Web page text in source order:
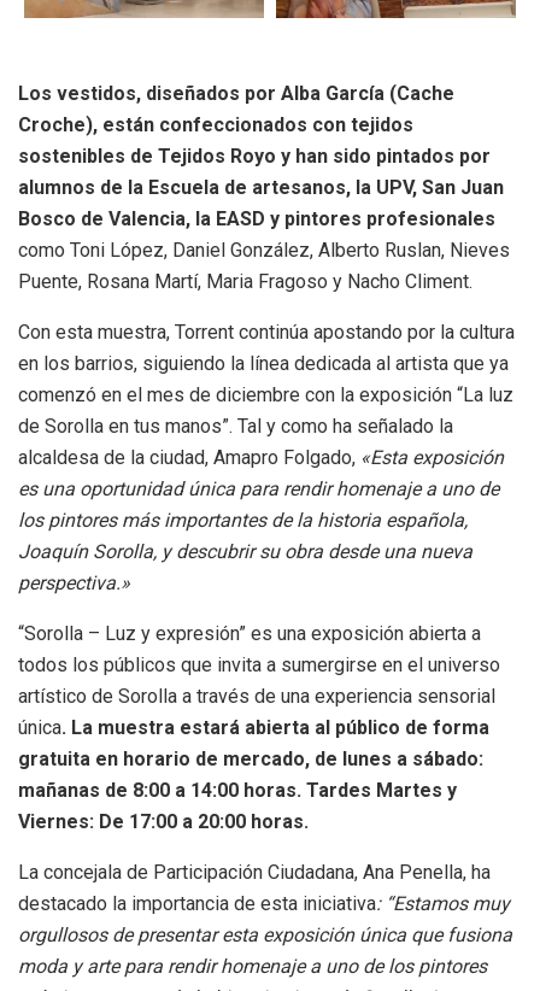
Los vestidos, diseñados por Alba García (Cache
Croche), están confeccionados con tejidos
sostenibles de Tejidos Royo y han sido pintados por
alumnos de la Escuela de artesanos, la UPV, San Juan
Bosco de Valencia, la EASD y pintores profesionales
como Toni López, Daniel González, Alberto Ruslan, Nieves
Puente, Rosana Martí, Maria Fragoso y Nacho Climent.
Con esta muestra, Torrent continúa apostando por la cultura
en los barrios, siguiendo la línea dedicada al artista que ya
comenzó en el mes de diciembre con la exposición “La luz
de Sorolla en tus manos”. Tal y como ha señalado la
alcaldesa de la ciudad, Amapro Folgado, «Esta exposición
es una oportunidad única para rendir homenaje a uno de
los pintores más importantes de la historia española,
Joaquín Sorolla, y descubrir su obra desde una nueva
perspectiva.»
“Sorolla – Luz y expresión” es una exposición abierta a
todos los públicos que invita a sumergirse en el universo
artístico de Sorolla a través de una experiencia sensorial
única. La muestra estará abierta al público de forma
gratuita en horario de mercado, de lunes a sábado:
mañanas de 8:00 a 14:00 horas. Tardes Martes y
Viernes: De 17:00 a 20:00 horas.
La concejala de Participación Ciudadana, Ana Penella, ha
destacado la importancia de esta iniciativa: “Estamos muy
orgullosos de presentar esta exposición única que fusiona
moda y arte para rendir homenaje a uno de los pintores